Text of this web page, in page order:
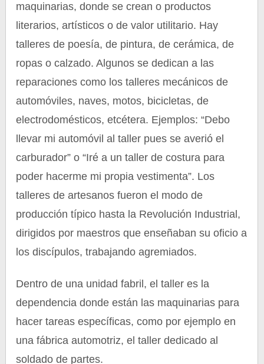
maquinarias, donde se crean o productos
literarios, artísticos o de valor utilitario. Hay
talleres de poesía, de pintura, de cerámica, de
ropas o calzado. Algunos se dedican a las
reparaciones como los talleres mecánicos de
automóviles, naves, motos, bicicletas, de
electrodomésticos, etcétera. Ejemplos: “Debo
llevar mi automóvil al taller pues se averió el
carburador” o “Iré a un taller de costura para
poder hacerme mi propia vestimenta”. Los
talleres de artesanos fueron el modo de
producción típico hasta la Revolución Industrial,
dirigidos por maestros que enseñaban su oficio a
los discípulos, trabajando agremiados.
Dentro de una unidad fabril, el taller es la
dependencia donde están las maquinarias para
hacer tareas específicas, como por ejemplo en
una fábrica automotriz, el taller dedicado al
soldado de partes.